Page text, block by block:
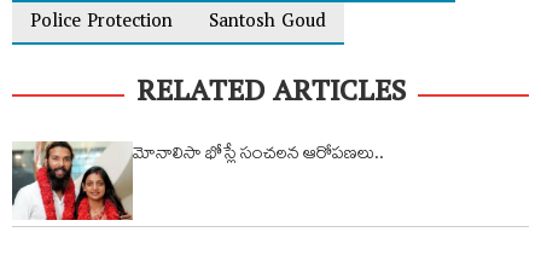
Police Protection
Santosh Goud
RELATED ARTICLES
మోనాలిసా భోస్లే సంచలన ఆరోప‌ణ‌లు..